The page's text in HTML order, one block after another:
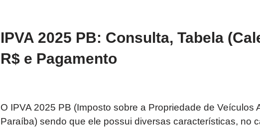
IPVA 2025 PB: Consulta, Tabela
R$ e Pagamento
O IPVA 2025 PB (Imposto sobre a Propriedade de Veículos
Paraíba) sendo que ele possui diversas características, no